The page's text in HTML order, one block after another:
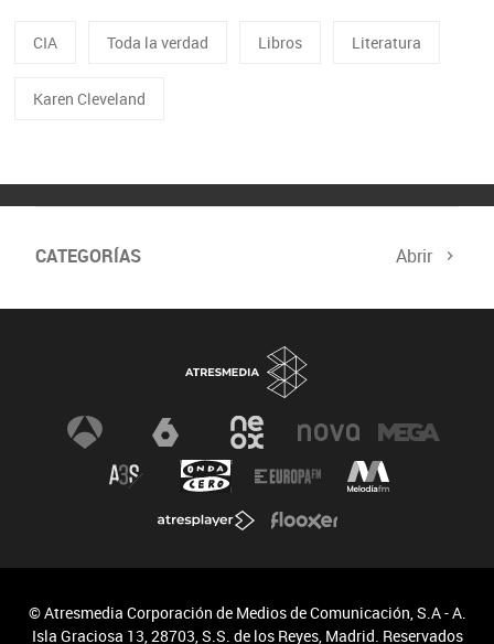
CIA Toda la verdad Libros Literatura
Karen Cleveland
CATEGORÍAS Abrir
© Atresmedia Corporación de Medios de Comunicación, S.A - A.
Isla Graciosa 13, 28703, S.S. de los Reyes, Madrid. Reservados